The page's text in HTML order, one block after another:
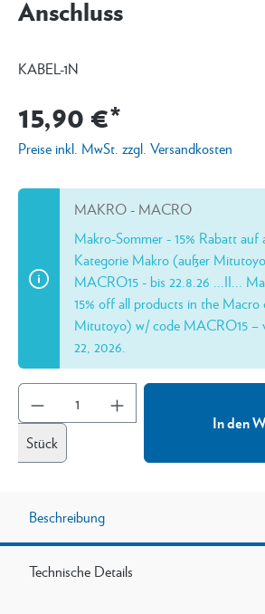
Anschluss
KABEL-1N
15,90 €*
Preise inkl. MwSt. zzgl. Versandkosten
MAKRO - MACRO
Makro-Sommer - 15% Rabatt
Kategorie Makro (außer
MACRO15 - bis 22.8.26 ...II...
15% off all products in the
Mitutoyo) w/ code MACRO15 –
22, 2026.
Stück
In den
Beschreibung
Technische Details